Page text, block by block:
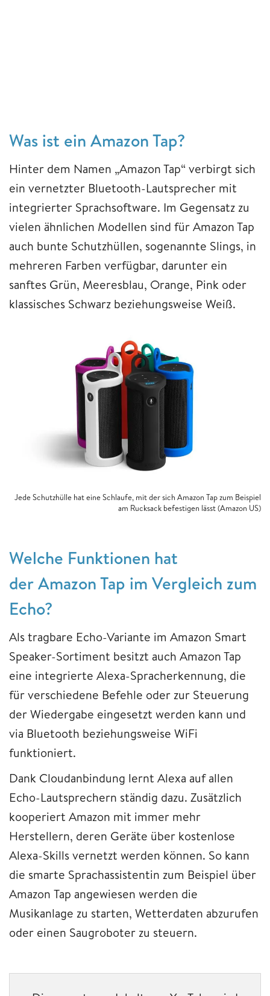
Was ist ein Amazon Tap?
Hinter dem Namen „Amazon Tap“ verbirgt sich
ein vernetzter Bluetooth-Lautsprecher mit
integrierter Sprachsoftware. Im Gegensatz zu
vielen ähnlichen Modellen sind für Amazon Tap
auch bunte Schutzhüllen, sogenannte Slings, in
mehreren Farben verfügbar, darunter ein
sanftes Grün, Meeresblau, Orange, Pink oder
klassisches Schwarz beziehungsweise Weiß.
Jede Schutzhülle hat eine Schlaufe, mit der sich Amazon Tap zum Beispiel
am Rucksack befestigen lässt (Amazon US)
Welche Funktionen hat
der Amazon Tap im Vergleich zum
Echo?
Als tragbare Echo-Variante im Amazon Smart
Speaker-Sortiment besitzt auch Amazon Tap
eine integrierte Alexa-Spracherkennung, die
für verschiedene Befehle oder zur Steuerung
der Wiedergabe eingesetzt werden kann und
via Bluetooth beziehungsweise WiFi
funktioniert.
Dank Cloudanbindung lernt Alexa auf allen
Echo-Lautsprechern ständig dazu. Zusätzlich
kooperiert Amazon mit immer mehr
Herstellern, deren Geräte über kostenlose
Alexa-Skills vernetzt werden können. So kann
die smarte Sprachassistentin zum Beispiel über
Amazon Tap angewiesen werden die
Musikanlage zu starten, Wetterdaten abzurufen
oder einen Saugroboter zu steuern.